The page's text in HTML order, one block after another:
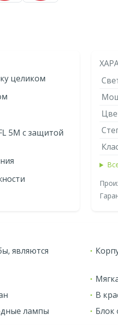
целиком
5М с защитой
являются
В
лампы
Блок